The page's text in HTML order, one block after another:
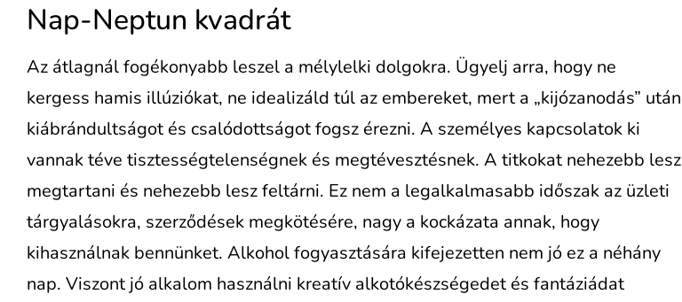
Nap-Neptun kvadrát
Az átlagnál fogékonyabb leszel a mélylelki dolgokra. Ügyelj arra, hogy ne
kergess hamis illúziókat, ne idealizáld túl az embereket, mert a „kijózanodás” után
kiábrándultságot és csalódottságot fogsz érezni. A személyes kapcsolatok ki
vannak téve tisztességtelenségnek és megtévesztésnek. A titkokat nehezebb lesz
megtartani és nehezebb lesz feltárni. Ez nem a legalkalmasabb időszak az üzleti
tárgyalásokra, szerződések megkötésére, nagy a kockázata annak, hogy
kihasználnak bennünket. Alkohol fogyasztására kifejezetten nem jó ez a néhány
nap. Viszont jó alkalom használni kreatív alkotókészségedet és fantáziádat